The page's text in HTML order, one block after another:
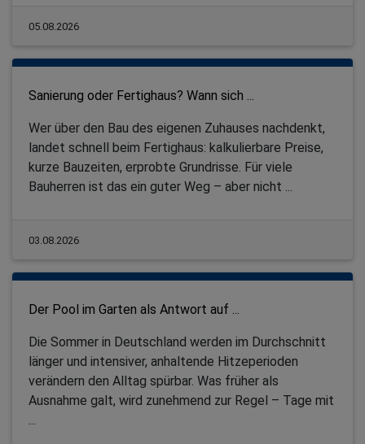
05.08.2026
Sanierung oder Fertighaus? Wann sich ...
Wer über den Bau des eigenen Zuhauses nachdenkt,
landet schnell beim Fertighaus: kalkulierbare Preise,
kurze Bauzeiten, erprobte Grundrisse. Für viele
Bauherren ist das ein guter Weg – aber nicht ...
03.08.2026
Der Pool im Garten als Antwort auf ...
Die Sommer in Deutschland werden im Durchschnitt
länger und intensiver, anhaltende Hitzeperioden
verändern den Alltag spürbar. Was früher als
Ausnahme galt, wird zunehmend zur Regel – Tage mit
...